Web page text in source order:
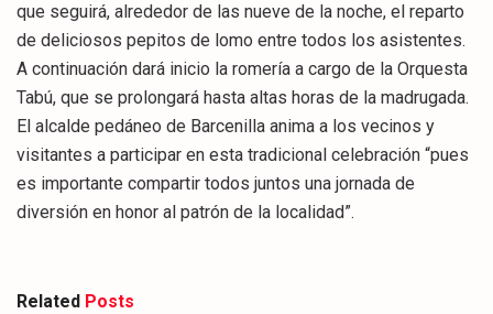
que seguirá, alrededor de las nueve de la noche, el reparto
de deliciosos pepitos de lomo entre todos los asistentes.
A continuación dará inicio la romería a cargo de la Orquesta
Tabú, que se prolongará hasta altas horas de la madrugada.
El alcalde pedáneo de Barcenilla anima a los vecinos y
visitantes a participar en esta tradicional celebración “pues
es importante compartir todos juntos una jornada de
diversión en honor al patrón de la localidad”.
Related Posts